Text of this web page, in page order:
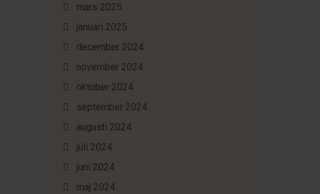
mars 2025
januari 2025
december 2024
november 2024
oktober 2024
september 2024
augusti 2024
juli 2024
juni 2024
maj 2024